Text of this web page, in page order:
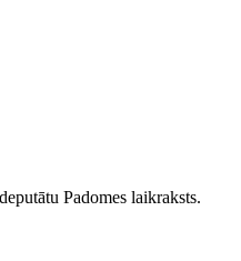
Padomes laikraksts.